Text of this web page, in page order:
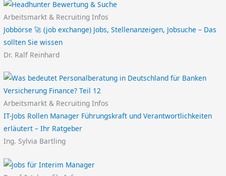
Arbeitsmarkt & Recruiting Infos
Jobbörse 🚀 (job exchange) Jobs, Stellenanzeigen, Jobsuche – Das
sollten Sie wissen
Dr. Ralf Reinhard
Arbeitsmarkt & Recruiting Infos
IT-Jobs Rollen Manager Führungskraft und Verantwortlichkeiten
erläutert – Ihr Ratgeber
Ing. Sylvia Bartling